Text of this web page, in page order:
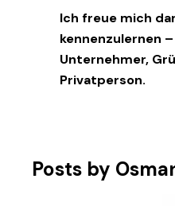
Ich freue mich
kennenzulernen
Unternehmer,
Privatperson.
Posts by